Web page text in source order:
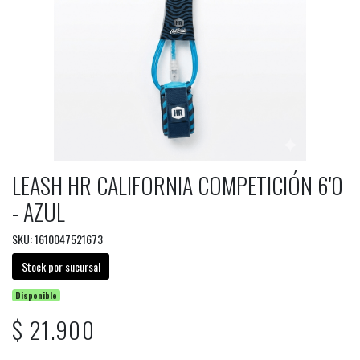
LEASH HR CALIFORNIA COMPETICIÓN 6'0
- AZUL
SKU: 1610047521673
Stock por sucursal
Disponible
$ 21.900